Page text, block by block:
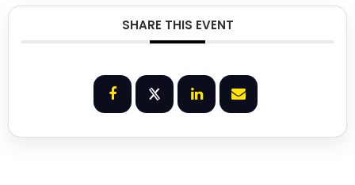
SHARE THIS EVENT